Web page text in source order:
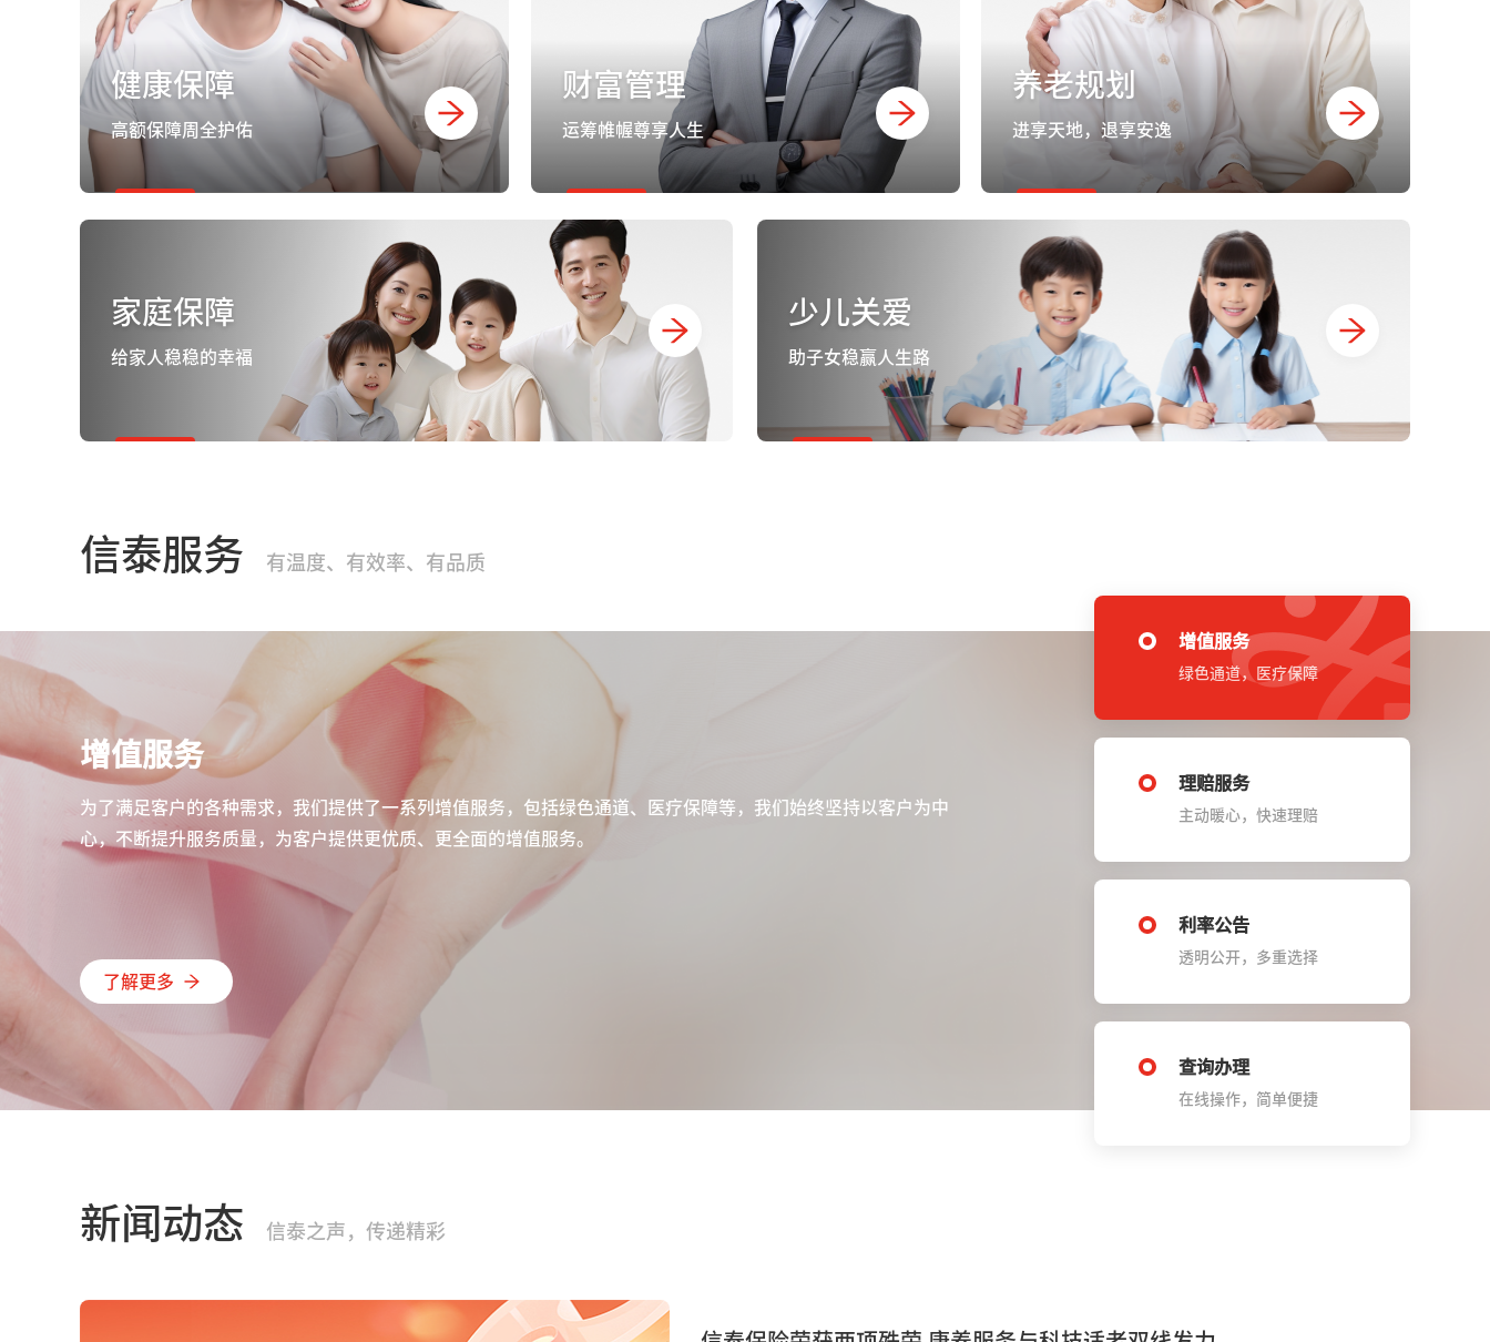
健康保障
高额保障周全护佑
财富管理
运筹帷幄尊享人生
养老规划
进享天地，退享安逸
家庭保障
给家人稳稳的幸福
少儿关爱
助子女稳赢人生路
信泰服务 有温度、有效率、有品质
增值服务
为了满足客户的各种需求，我们提供了一系列增值服务，包括绿色通道、医疗保障等，我们始终坚持以客户为中
心，不断提升服务质量，为客户提供更优质、更全面的增值服务。
了解更多
增值服务
绿色通道，医疗保障
理赔服务
主动暖心，快速理赔
利率公告
透明公开，多重选择
查询办理
在线操作，简单便捷
新闻动态 信泰之声，传递精彩